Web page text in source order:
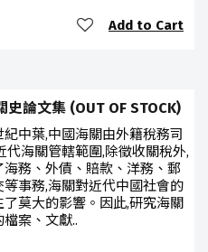
Add to Cart
史論文集 (OUT OF STOCK)
紀中葉,中國海關由外籍稅務司
代海關管轄範圍,除徵收關稅外,
海務、外債、賠款、洋務、郵
等事務,海關對近代中國社會的
了莫大的影響。因此,研究海關
檔案、文獻..